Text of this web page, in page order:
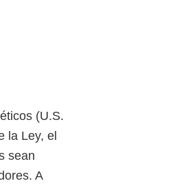
(U.S.
la Ley, el
sean
A